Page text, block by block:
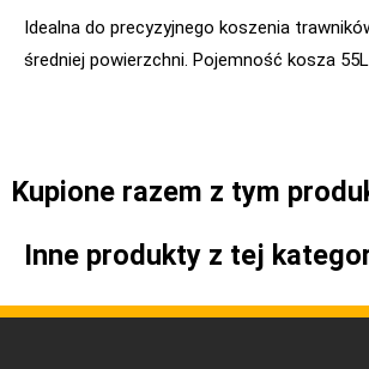
Idealna do precyzyjnego koszenia
średniej powierzchni. Pojemność kosza
Kupione razem z tym
Inne produkty z tej